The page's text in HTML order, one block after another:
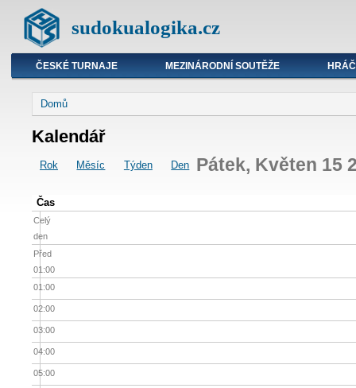
sudokualogika.cz
ČESKÉ TURNAJE MEZINÁRODNÍ SOUTĚŽE
Domů
Kalendář
Rok Měsíc Týden Den Pátek, Květen 15
Čas
Celý
den
Před
01:00
01:00
02:00
03:00
04:00
05:00